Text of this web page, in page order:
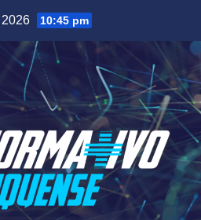
10:45 pm